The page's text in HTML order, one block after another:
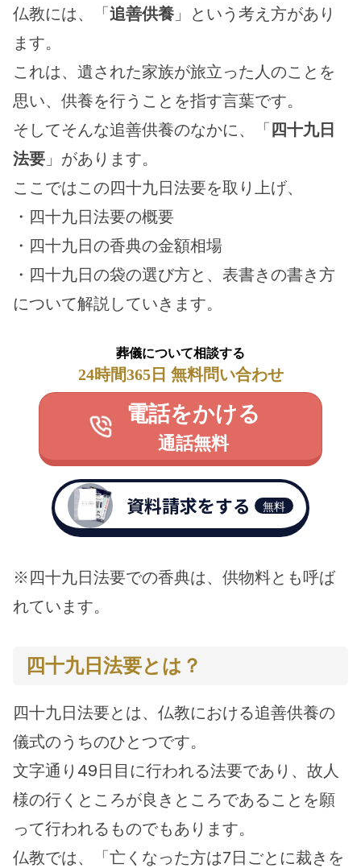
仏教には、「追善供養 」という考え方があり
ます。
これは、遺された家族が旅立った人のことを
思い、供養を行うことを指す言葉です。
そしてそんな追善供養のなかに、「四十九日
法要 」があります。
ここではこの四十九日法要を取り上げ、
・四十九日法要の概要
・四十九日の香典の金額相場
・四十九日の袋の選び方と、表書きの書き方
について解説していきます。
葬儀について相談する
24時間365日 無料問い合わせ
電話をかける
通話無料
資料請求をする 無料
※四十九日法要での香典は、供物料とも呼ば
れています。
四十九日法要とは？
四十九日法要とは、仏教における追善供養の
儀式のうちのひとつです。
文字通り49日目に行われる法要であり、故人
様の行くところが良きところであることを願
って行われるものでもあります。
仏教では、「亡くなった方は7日ごとに裁きを